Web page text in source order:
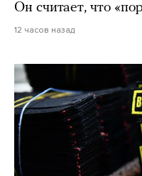
Он считает, что
12 часов назад